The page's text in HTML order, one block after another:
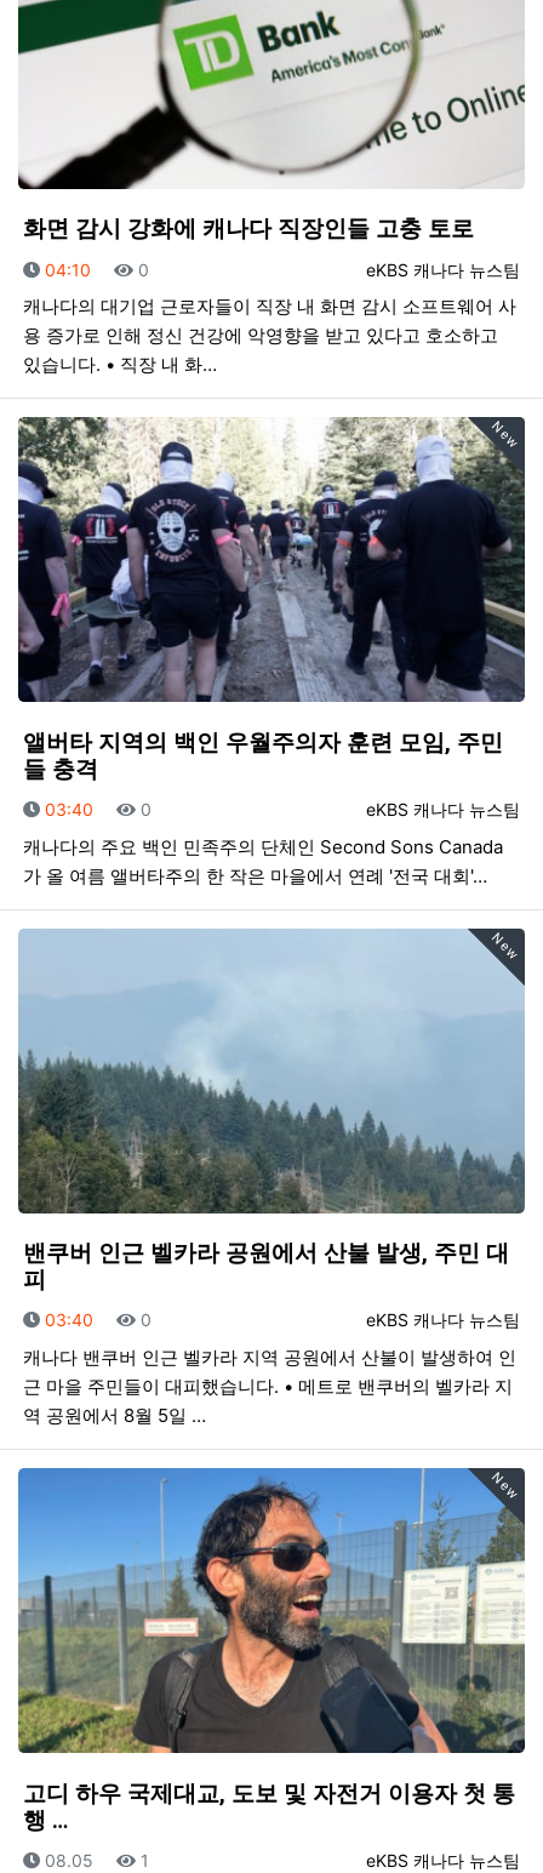
화면 감시 강화에 캐나다 직장인들 고충 토로
등록자
eKBS 캐나다 뉴스팀
등록일
04:10 조회
0
캐나다의 대기업 근로자들이 직장 내 화면 감시 소프트웨어 사
용 증가로 인해 정신 건강에 악영향을 받고 있다고 호소하고
있습니다. • 직장 내 화…
New
앨버타 지역의 백인 우월주의자 훈련 모임, 주민
들 충격
등록자
eKBS 캐나다 뉴스팀
등록일
03:40 조회
0
캐나다의 주요 백인 민족주의 단체인 Second Sons Canada
가 올 여름 앨버타주의 한 작은 마을에서 연례 '전국 대회'…
New
밴쿠버 인근 벨카라 공원에서 산불 발생, 주민 대
피
등록자
eKBS 캐나다 뉴스팀
등록일
03:40 조회
0
캐나다 밴쿠버 인근 벨카라 지역 공원에서 산불이 발생하여 인
근 마을 주민들이 대피했습니다. • 메트로 밴쿠버의 벨카라 지
역 공원에서 8월 5일 …
New
고디 하우 국제대교, 도보 및 자전거 이용자 첫 통
행 …
등록자
eKBS 캐나다 뉴스팀
등록일
08.05 조회
1